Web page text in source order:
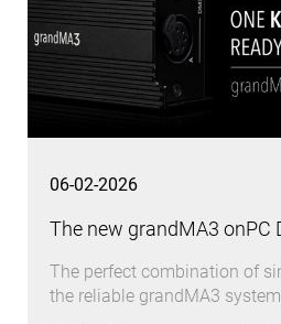
06-02-2026
The new grandMA3 onPC
The perfect combination of
the reliable grandMA3 system